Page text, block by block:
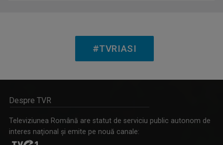
Un calendar al evenimentelor zilei
#TVRIASI
Despre TVR
Televiziunea Română are statut de serviciu public autonom de
interes naţional şi emite pe nouă canale: